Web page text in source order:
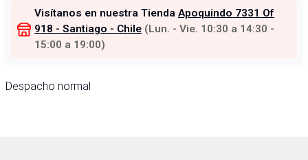
Visítanos en nuestra Tienda Apoquindo 7331 Of
918 - Santiago - Chile (Lun. - Vie. 10:30 a 14:30 -
15:00 a 19:00)
Despacho normal